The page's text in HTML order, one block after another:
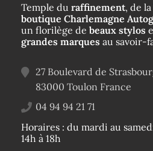
Temple du raffinement, de la
boutique Charlemagne
un florilège de beaux stylos
grandes marques au savoir-
27 Boulevard de
83000 Toulon France
04 94 94 21 71
Horaires : du mardi au
14h à 18h